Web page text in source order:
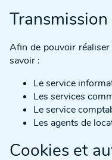
Afin de pouvoir réaliser
savoir :
Le service
Les services
Le service
Les agents de
Cookies et